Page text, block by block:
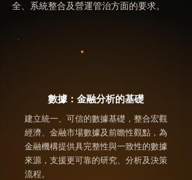
全、系統整合及營運管治方面的要求。
數據：金融分析的基礎
建立統一、可信的數據基礎，整合宏觀
經濟、金融市場數據及前瞻性觀點，為
金融機構提供具完整性與一致性的數據
來源，支援更可靠的研究、分析及決策
流程。